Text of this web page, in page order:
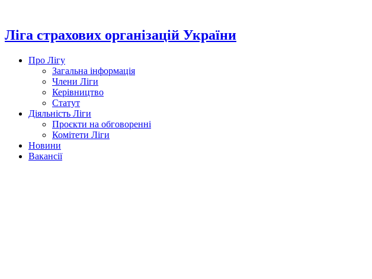
вмісту
Ліга страхових організацій України
Про Лігу
Загальна інформація
Члени Ліги
Керівництво
Статут
Діяльність Ліги
Проєкти на обговоренні
Комітети Ліги
Новини
Вакансії